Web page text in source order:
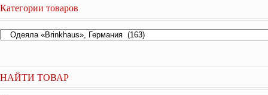
Категории товаров
НАЙТИ ТОВАР